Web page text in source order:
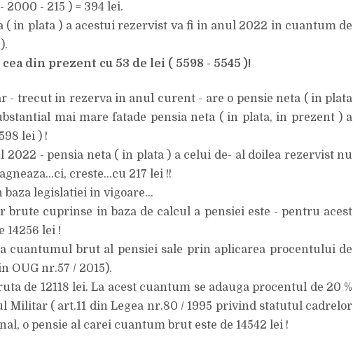
2000 - 215 ) = 394 lei.
( in plata ) a acestui rezervist va fi in anul 2022 in cuantum de
din prezent cu 53 de lei ( 5598 - 5545 )!
- trecut in rezerva in anul curent - are o pensie neta ( in plata
mai mare fatade pensia neta ( in plata, in prezent ) a
lei ) !
2022 - pensia neta ( in plata ) a celui de- al doilea rezervist nu
creste...cu 217 lei !!
legislatiei in vigoare...
brute cuprinse in baza de calcul a pensiei este - pentru acest
lei !
cuantumul brut al pensiei sale prin aplicarea procentului de
OUG nr.57 / 2015).
de 12118 lei. La acest cuantum se adauga procentul de 20 %
Militar ( art.11 din Legea nr.80 / 1995 privind statutul cadrelor
o pensie al carei cuantum brut este de 14542 lei !